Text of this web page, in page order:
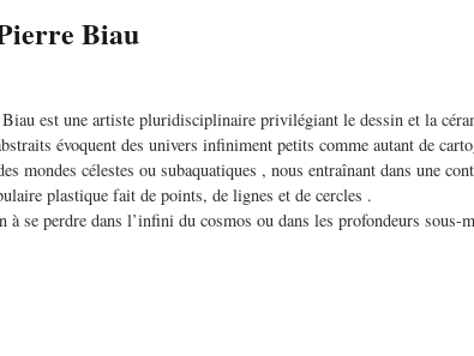
Biau
est une artiste pluridisciplinaire privilégiant le dessin et la
évoquent des univers infiniment petits comme autant de
mondes célestes ou subaquatiques , nous entraînant dans une
plastique fait de points, de lignes et de cercles .
à se perdre dans l’infini du cosmos ou dans les profondeurs sous-